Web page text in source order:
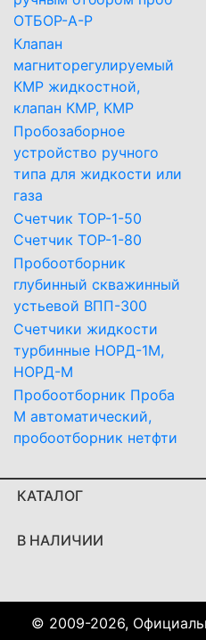
ОТБОР-А-Р
Клапан
магниторегулируемый
КМР жидкостной,
клапан КМР, КМР
Пробозаборное
устройство ручного
типа для жидкости или
газа
Счетчик ТОР-1-50
Счетчик ТОР-1-80
Пробоотборник
глубинный скважинный
устьевой ВПП-300
Счетчики жидкости
турбинные НОРД-1М,
НОРД-М
Пробоотборник Проба
М автоматический,
пробоотборник нетфти
КАТАЛОГ
В НАЛИЧИИ
© 2009-2026,